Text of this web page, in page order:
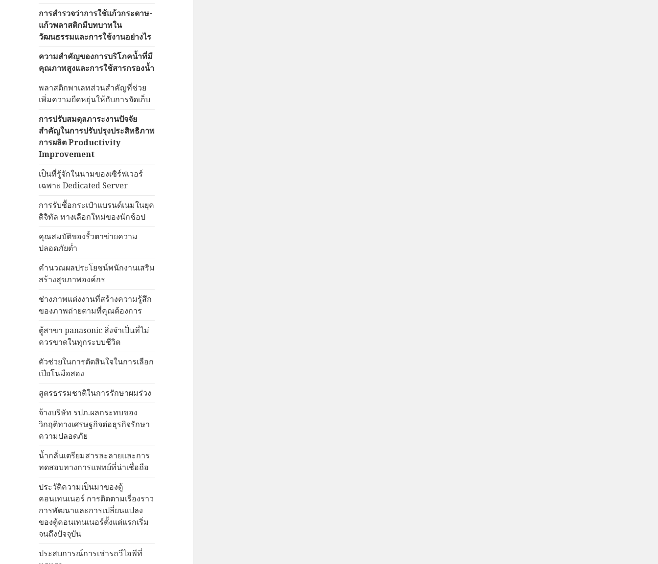
การสำรวจว่าการใช้แก้วกระดาษ-
แก้วพลาสติกมีบทบาทใน
วัฒนธรรมและการใช้งานอย่างไร
ความสำคัญของการบริโภคน้ำที่มี
คุณภาพสูงและการใช้สารกรองน้ำ
พลาสติกพาเลทส่วนสำคัญที่ช่วย
เพิ่มความยืดหยุ่นให้กับการจัดเก็บ
การปรับสมดุลภาระงานปัจจัย
สำคัญในการปรับปรุงประสิทธิภาพ
การผลิต Productivity
Improvement
เป็นที่รู้จักในนามของเซิร์ฟเวอร์
เฉพาะ Dedicated Server
การรับซื้อกระเป๋าแบรนด์เนมในยุค
ดิจิทัล ทางเลือกใหม่ของนักช้อป
คุณสมบัติของรั้วตาข่ายความ
ปลอดภัยต่ำ
คำนวณผลประโยชน์พนักงานเสริม
สร้างสุขภาพองค์กร
ช่างภาพแต่งงานที่สร้างความรู้สึก
ของภาพถ่ายตามที่คุณต้องการ
ตู้สาขา panasonic สิ่งจำเป็นที่ไม่
ควรขาดในทุกระบบชีวิต
ตัวช่วยในการตัดสินใจในการเลือก
เปียโนมือสอง
สูตรธรรมชาติในการรักษาผมร่วง
จ้างบริษัท รปภ.ผลกระทบของ
วิกฤติทางเศรษฐกิจต่อธุรกิจรักษา
ความปลอดภัย
น้ำกลั่นเตรียมสารละลายและการ
ทดสอบทางการแพทย์ที่น่าเชื่อถือ
ประวัติความเป็นมาของตู้
คอนเทนเนอร์ การติดตามเรื่องราว
การพัฒนาและการเปลี่ยนแปลง
ของตู้คอนเทนเนอร์ตั้งแต่แรกเริ่ม
จนถึงปัจจุบัน
ประสบการณ์การเช่ารถวีไอพีที่